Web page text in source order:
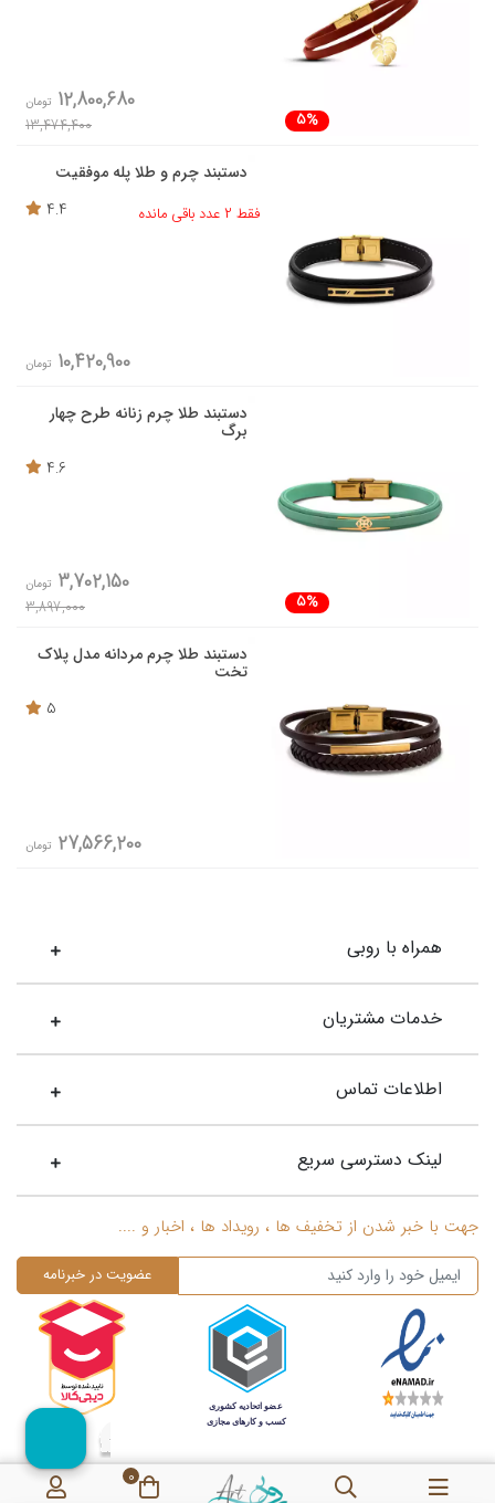
0
5%
12,800,680 تومان
13,474,400
دستبند چرم و طلا پله موفقیت
فقط 2 عدد باقی مانده
4.4
10,420,900 تومان
دستبند طلا چرم زنانه طرح چهار
برگ
4.6
5%
3,702,150 تومان
3,897,000
دستبند طلا چرم مردانه مدل پلاک
تخت
5
27,566,200 تومان
همراه با روبی
خدمات مشتریان
اطلاعات تماس
لینک دسترسی سریع
جهت با خبر شدن از تخفیف ها ، رویداد ها ، اخبار و ....